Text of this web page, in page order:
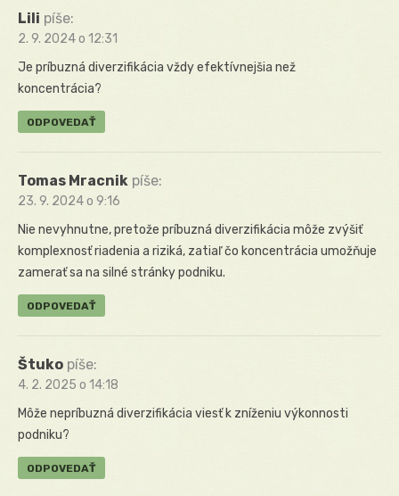
Lili píše:
2. 9. 2024 o 12:31
Je príbuzná diverzifikácia vždy efektívnejšia než
koncentrácia?
ODPOVEDAŤ
Tomas Mracnik píše:
23. 9. 2024 o 9:16
Nie nevyhnutne, pretože príbuzná diverzifikácia môže zvýšiť
komplexnosť riadenia a riziká, zatiaľ čo koncentrácia umožňuje
zamerať sa na silné stránky podniku.
ODPOVEDAŤ
Štuko píše:
4. 2. 2025 o 14:18
Môže nepríbuzná diverzifikácia viesť k zníženiu výkonnosti
podniku?
ODPOVEDAŤ